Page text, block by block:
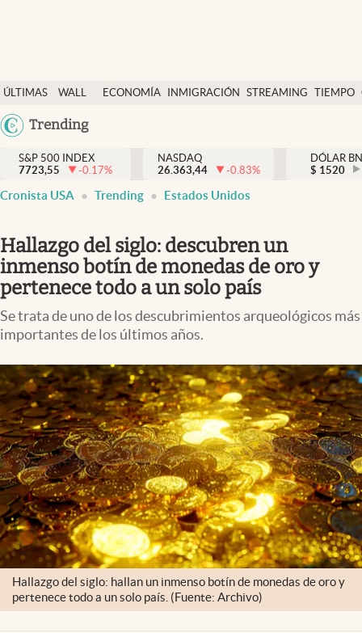
ÚLTIMAS
NOTICIAS
WALL
DÓLAR
ECONOMÍA INMIGRACIÓN STREAMING TIEMPO
México
Trending
Finanzas y economía
Wall Street y dólar
Inmigración
Ciencia y salud
Espiritual
Streaming
PC y mobile
Lifestyle
USA
S&P 500 INDEX
7723,55
-0.17%
NASDAQ
26.363,44
-0.83%
DÓLAR
$ 1520
Cronista USA Trending Estados Unidos
Hallazgo del siglo: descubren un
inmenso botín de monedas de oro y
pertenece todo a un solo país
Se trata de uno de los descubrimientos arqueológicos más
importantes de los últimos años.
Hallazgo del siglo: hallan un inmenso botín de monedas de oro y
pertenece todo a un solo país. (Fuente: Archivo)